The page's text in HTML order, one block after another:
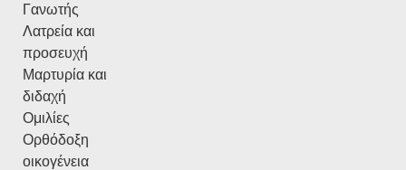
Γανωτής
Λατρεία και
προσευχή
Μαρτυρία και
διδαχή
Ομιλίες
Ορθόδοξη
οικογένεια